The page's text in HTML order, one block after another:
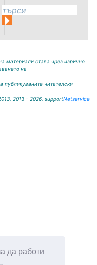
да работи
4,
1...
материали става чрез изрично
на
публикуваните читателски
2013 - 2026, supportNetservice